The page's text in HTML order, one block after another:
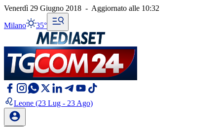
Venerdì 29 Giugno 2018 - Aggiornato alle 10:32
Milano 35°
Leone (23 Lug - 23 Ago)